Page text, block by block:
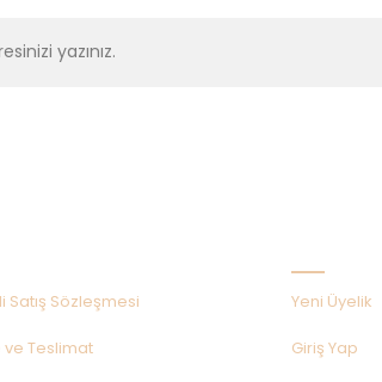
Satış Sözleşmesi
Teslimat
Yeni Üyelik
Giriş Yap